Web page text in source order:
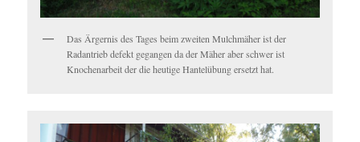
Das Ärgernis des Tages beim zweiten Mulchmäher ist der
Radantrieb defekt gegangen da der Mäher aber schwer ist
Knochenarbeit der die heutige Hantelübung ersetzt hat.